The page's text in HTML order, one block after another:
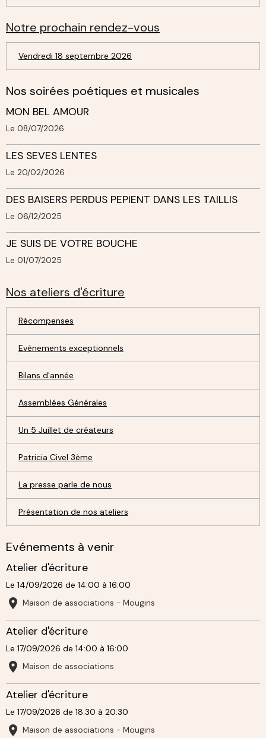
Notre prochain rendez-vous
Vendredi 18 septembre 2026
Nos soirées poétiques et musicales
MON BEL AMOUR
Le 08/07/2026
LES SEVES LENTES
Le 20/02/2026
DES BAISERS PERDUS PEPIENT DANS LES TAILLIS
Le 06/12/2025
JE SUIS DE VOTRE BOUCHE
Le 01/07/2025
Nos ateliers d'écriture
Récompenses
Evénements exceptionnels
Bilans d'année
Assemblées Générales
Un 5 Juillet de créateurs
Patricia Civel 3ème
La presse parle de nous
Présentation de nos ateliers
Evénements à venir
Atelier d'écriture
Le 14/09/2026 de 14:00 à 16:00
Maison de associations - Mougins
Atelier d'écriture
Le 17/09/2026 de 14:00 à 16:00
Maison de associations
Atelier d'écriture
Le 17/09/2026 de 18:30 à 20:30
Maison de associations - Mougins